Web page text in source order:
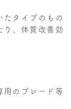
タイプのもの
り、体質改善効
のブレード等